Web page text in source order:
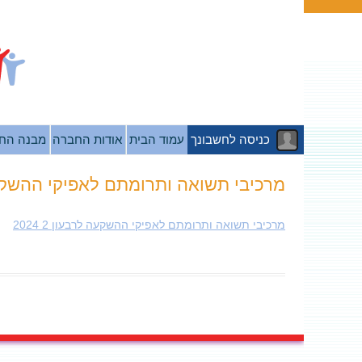
כניסה לחשבונך עמוד הבית אודות החברה מבנה
מרכיבי תשואה ותרומתם לאפיקי ההשקעה
מרכיבי תשואה ותרומתם לאפיקי ההשקעה לרבעון 2 2024